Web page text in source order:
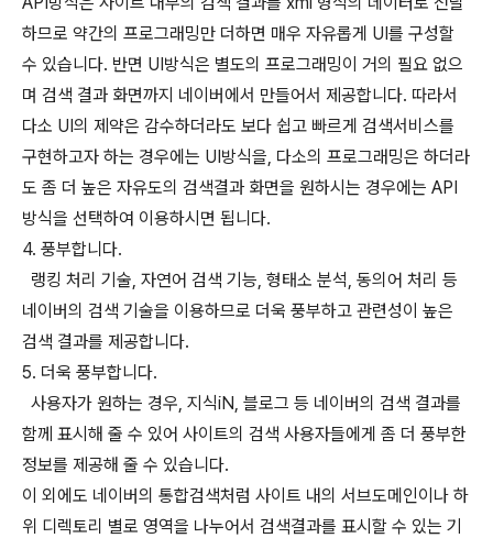
하므로 약간의 프로그래밍만 더하면 매우 자유롭게 UI를 구성할
수 있습니다. 반면 UI방식은 별도의 프로그래밍이 거의 필요 없으
며 검색 결과 화면까지 네이버에서 만들어서 제공합니다. 따라서
다소 UI의 제약은 감수하더라도 보다 쉽고 빠르게 검색서비스를
구현하고자 하는 경우에는 UI방식을, 다소의 프로그래밍은 하더라
도 좀 더 높은 자유도의 검색결과 화면을 원하시는 경우에는 API
방식을 선택하여 이용하시면 됩니다.
4. 풍부합니다.
랭킹 처리 기술, 자연어 검색 기능, 형태소 분석, 동의어 처리 등
네이버의 검색 기술을 이용하므로 더욱 풍부하고 관련성이 높은
검색 결과를 제공합니다.
5. 더욱 풍부합니다.
사용자가 원하는 경우, 지식iN, 블로그 등 네이버의 검색 결과를
함께 표시해 줄 수 있어 사이트의 검색 사용자들에게 좀 더 풍부한
정보를 제공해 줄 수 있습니다.
이 외에도 네이버의 통합검색처럼 사이트 내의 서브도메인이나 하
위 디렉토리 별로 영역을 나누어서 검색결과를 표시할 수 있는 기